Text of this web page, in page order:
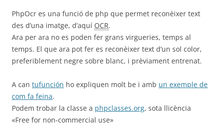
PhpOcr es una funció de php que permet reconèixer text
des d’una imatge, d’aquí OCR.
Ara per ara no es poden fer grans virgueries, temps al
temps. El que ara pot fer es reconèixer text d’un sol color,
preferiblement negre sobre blanc, i prèviament entrenat.
A can tufunción ho expliquen molt be i amb un exemple de
com fa feina.
Podem trobar la classe a phpclasses.org, sota llicència
«Free for non-commercial use»